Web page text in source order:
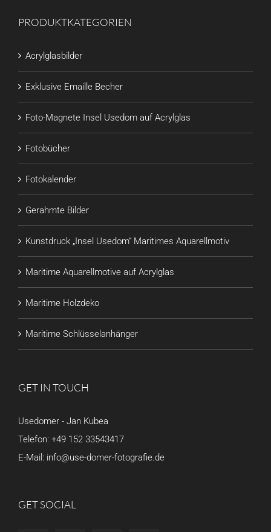
PRODUKTKATEGORIEN
Acrylglasbilder
Exklusive Emaille Becher
Foto-Magnete Insel Usedom auf Acrylglas
Fotobücher
Fotokalender
Gerahmte Bilder
Kunstdruck „Insel Usedom“ Maritimes Aquarellmotiv
Maritime Aquarellmotive auf Acrylglas
Maritime Holzdeko
Maritime Schlüsselanhänger
GET IN TOUCH
Usedomer - Jan Kubea
Telefon: +49 152 33543417
E-Mail: info@use-domer-fotografie.de
GET SOCIAL